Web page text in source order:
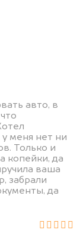
авто, в
у меня нет ни
Только и
копейки, да
ваша
забрали
да
руб.
на